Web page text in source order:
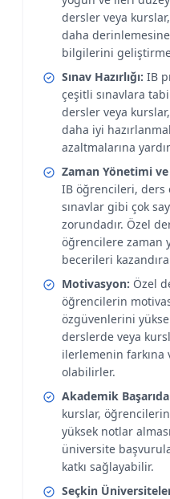
dersler veya
daha
bilgilerini
Sınav Hazırlığı: IB
çeşitli sınavlara
dersler veya
daha iyi
azaltmalarına
Zaman Yönetimi
IB öğrencileri, ders
sınavlar gibi çok
zorundadır. Özel
öğrencilere zaman
becerileri
Motivasyon: Özel
öğrencilerin
özgüvenlerini
derslerde veya
ilerlemenin farkına
olabilirler.
Akademik
kurslar,
yüksek notlar
üniversite
katkı sağlayabilir.
Seçkin